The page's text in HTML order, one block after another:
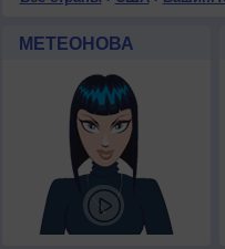
МЕТЕОНОВА